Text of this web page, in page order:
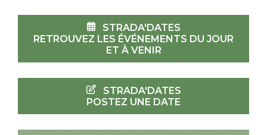
STRADA'DATES
RETROUVEZ LES ÉVÉNEMENTS DU JOUR
ET À VENIR
STRADA'DATES
POSTEZ UNE DATE